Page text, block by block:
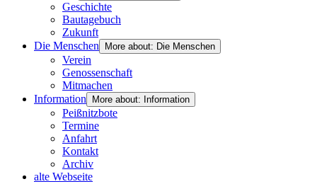
Geschichte
Bautagebuch
Zukunft
Die Menschen
More about: Die Menschen
Verein
Genossenschaft
Mitmachen
Information
More about: Information
Peißnitzbote
Termine
Anfahrt
Kontakt
Archiv
alte Webseite